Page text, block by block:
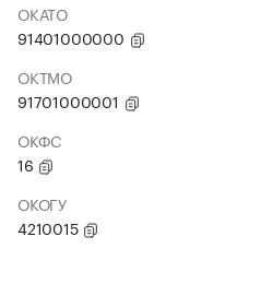
ОКАТО
91401000000
ОКТМО
91701000001
ОКФС
16
ОКОГУ
4210015